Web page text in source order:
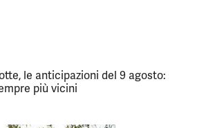
le anticipazioni del 9 agosto:
più vicini